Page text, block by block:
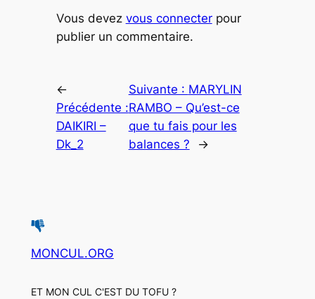
Vous devez vous connecterpour
publier un commentaire.
←
Précédente :
DAIKIRI –
Dk_2
Suivante : MARYLIN
RAMBO – Qu’est-ce
que tu fais pour les
balances ?
→
MONCUL.ORG
ET MON CUL C'EST DU TOFU ?